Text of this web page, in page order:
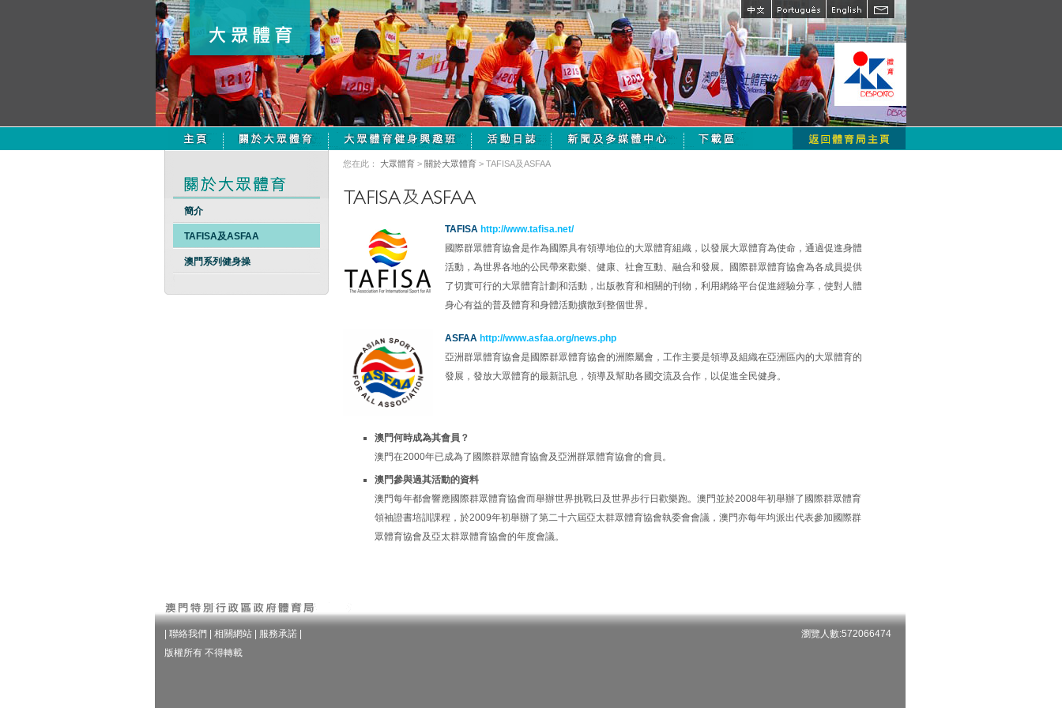
簡介
TAFISA及ASFAA
澳門系列健身操
您在此： 大眾體育 > 關於大眾體育 > TAFISA及ASFAA
TAFISA http://www.tafisa.net/
國際群眾體育協會是作為國際具有領導地位的大眾體育組織，以發展大眾體育為使命，通過促進身體
活動，為世界各地的公民帶來歡樂、健康、社會互動、融合和發展。國際群眾體育協會為各成員提供
了切實可行的大眾體育計劃和活動，出版教育和相關的刊物，利用網絡平台促進經驗分享，使對人體
身心有益的普及體育和身體活動擴散到整個世界。
ASFAA http://www.asfaa.org/news.php
亞洲群眾體育協會是國際群眾體育協會的洲際屬會，工作主要是領導及組織在亞洲區內的大眾體育的
發展，發放大眾體育的最新訊息，領導及幫助各國交流及合作，以促進全民健身。
澳門何時成為其會員？
澳門在2000年已成為了國際群眾體育協會及亞洲群眾體育協會的會員。
澳門參與過其活動的資料
澳門每年都會響應國際群眾體育協會而舉辦世界挑戰日及世界步行日歡樂跑。澳門並於2008年初舉辦了國際群眾體育
領袖證書培訓課程，於2009年初舉辦了第二十六屆亞太群眾體育協會執委會會議，澳門亦每年均派出代表參加國際群
眾體育協會及亞太群眾體育協會的年度會議。
聯絡我們 相關網站 服務承諾
版權所有 不得轉載
瀏覽人數:572066474